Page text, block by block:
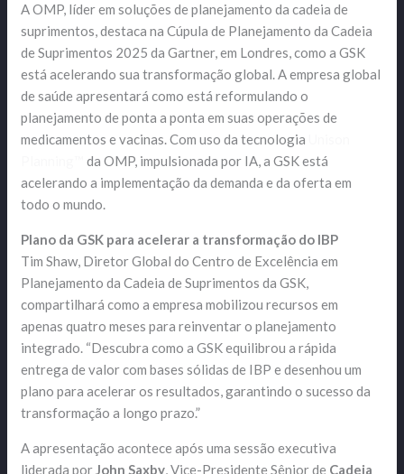
A OMP, líder em soluções de planejamento da cadeia de
suprimentos, destaca na Cúpula de Planejamento da Cadeia
de Suprimentos 2025 da Gartner, em Londres, como a GSK
está acelerando sua transformação global. A empresa global
de saúde apresentará como está reformulando o
planejamento de ponta a ponta em suas operações de
medicamentos e vacinas. Com uso da tecnologia
da OMP, impulsionada por IA, a GSK está
acelerando a implementação da demanda e da oferta em
todo o mundo.
Plano da GSK para acelerar a transformação do IBP
Tim Shaw, Diretor Global do Centro de Excelência em
Planejamento da Cadeia de Suprimentos da GSK,
compartilhará como a empresa mobilizou recursos em
apenas quatro meses para reinventar o planejamento
integrado. “Descubra como a GSK equilibrou a rápida
entrega de valor com bases sólidas de IBP e desenhou um
plano para acelerar os resultados, garantindo o sucesso da
transformação a longo prazo.”
A apresentação acontece após uma sessão executiva
liderada porJohn Saxby, Vice-Presidente Sênior de Cadeia